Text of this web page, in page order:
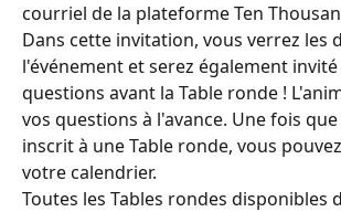
courriel de la plateforme Ten
Dans cette invitation, vous verrez les
l'événement et serez également
questions avant la Table ronde !
vos questions à l'avance. Une fois
inscrit à une Table ronde, vous
votre calendrier.
Toutes les Tables rondes disponibles